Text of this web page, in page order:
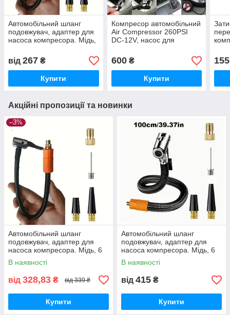
Автомобільний шланг
подовжувач, адаптер для
насоса компресора. Мідь,
Series 2 віда комплектаціхї
від 267 ₴
Купити
Компресор автомобільний
Air Compressor 260PSI
DC-12V, насос для
(1000672-Black-0)
600₴
Купити
155
Акційні пропозиції та новинки
–3%
Автомобільний шланг
подовжувач, адаптер для
насоса компресора. Мідь, 6
мм, 40 см. Orange Series.
Два типи комплектації.
В наявності
від 328,83 ₴ від 339 ₴
Купити
Автомобільний шланг
подовжувач, адаптер для
насоса компресора. Мідь, 6
мм, 80 см. Orange Series.
Два типи комплектації.
В наявності
від 415 ₴
Купити